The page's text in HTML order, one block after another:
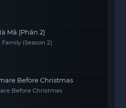
Mã (Phần 2)
(Season 2)
Before Christmas
Before Christmas